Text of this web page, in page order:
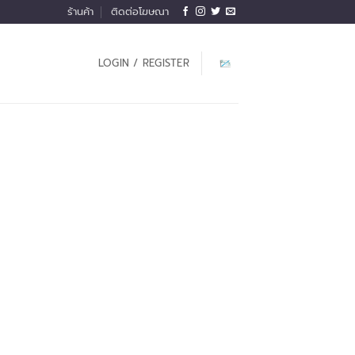
ร้านค้า ติดต่อโฆษณา
LOGIN / REGISTER